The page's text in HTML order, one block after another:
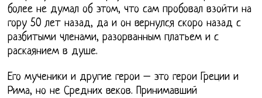
более не думал об этом, что сам пробовал взойти на
гору 50 лет назад, да и он вернулся скоро назад с
разбитыми членами, разорванным платьем и с
раскаянием в душе.
Его мученики и другие герои – это герои Греции и
Рима, но не Средних веков. Принимавший